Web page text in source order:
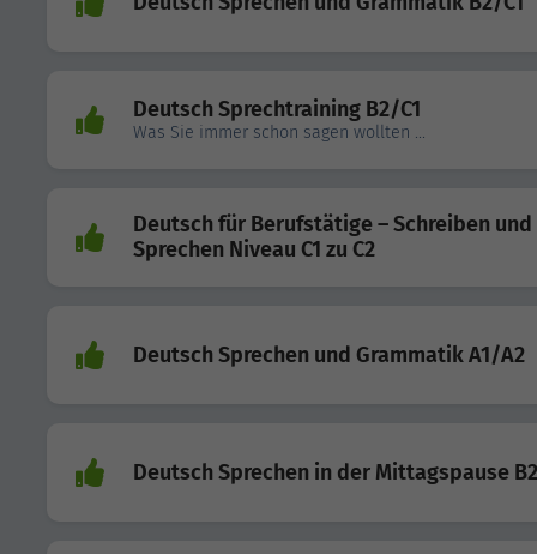
Deutsch Sprechtraining B2/C1
Was Sie immer schon sagen wollten ...
Deutsch für Berufstätige – Schreiben und
Sprechen Niveau C1 zu C2
Deutsch Sprechen und Grammatik A1/A2
Deutsch Sprechen in der Mittagspause B2